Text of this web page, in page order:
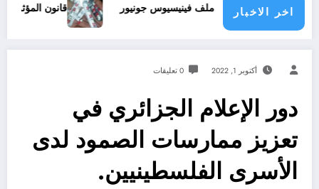
اخر الاخبار
ملف فينيسيوس جونيور قانون المؤثرات العقلية في الجزائر
أكتوبر 1, 2022 0 تعليقات
دور الإعلام الجزائري في
تعزيز ممارسات الصمود لدى
الأسرى الفلسطينيين.